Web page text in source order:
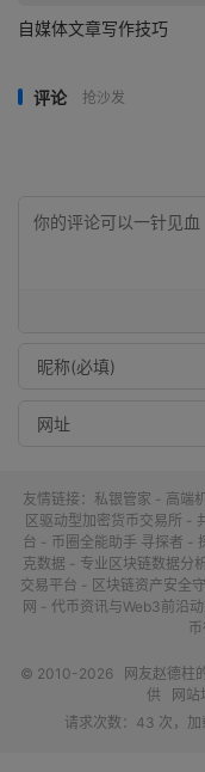
自媒体文章写作技巧
评论 抢沙发
友情链接： 私银管家 - 高端
区驱动型加密货币交易所 -
台 - 币圈全能助手 寻探者 -
克数据 - 专业区块链数据分
交易平台 - 区块链资产安全
网 - 代币资讯与Web3前沿
© 2010-2026 网友赵德柱
供
网站
请求次数：43 次，